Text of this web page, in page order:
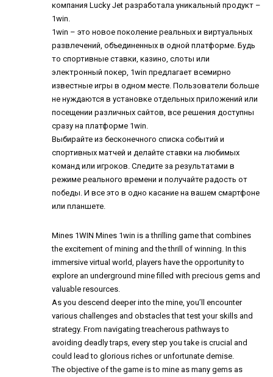
компания Lucky Jet разработала уникальный продукт –
1win.
1win – это новое поколение реальных и виртуальных
развлечений, объединенных в одной платформе. Будь
то спортивные ставки, казино, слоты или
электронный покер, 1win предлагает всемирно
известные игры в одном месте. Пользователи больше
не нуждаются в установке отдельных приложений или
посещении различных сайтов, все решения доступны
сразу на платформе 1win.
Выбирайте из бесконечного списка событий и
спортивных матчей и делайте ставки на любимых
команд или игроков. Следите за результатами в
режиме реального времени и получайте радость от
победы. И все это в одно касание на вашем смартфоне
или планшете.
Mines 1WIN Mines 1win is a thrilling game that combines
the excitement of mining and the thrill of winning. In this
immersive virtual world, players have the opportunity to
explore an underground mine filled with precious gems and
valuable resources.
As you descend deeper into the mine, you’ll encounter
various challenges and obstacles that test your skills and
strategy. From navigating treacherous pathways to
avoiding deadly traps, every step you take is crucial and
could lead to glorious riches or unfortunate demise.
The objective of the game is to mine as many gems as